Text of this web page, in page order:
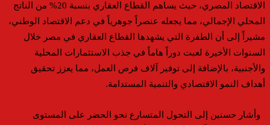
الاقتصاد المصري، حيث يساهم القطاع العقاري
بنسبة 20% من الناتج
المحلي الإجمالي، مما يجعله عنصراً جوهرياً في دعم الاقتصاد الوطني،
مشيراً إلى
أن الطفرة التي يشهدها القطاع العقاري في مصر خلال
السنوات الأخيرة لعبت دوراً هاماً في جذب الاستثمارات المحلية
والأجنبية، بالإضافة إلى توفير آلاف فرص العمل، مما يعزز تحقيق
أهداف النمو الاقتصادي والتنمية المستدامة.
وأشار حسنين إلى التحول المتسارع نحو الحضر على المستوى